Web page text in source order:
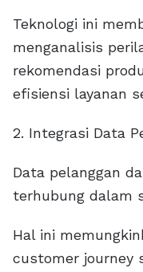
Teknologi ini
menganalisis
rekomendasi
efisiensi layanan
2. Integrasi Data
Data pelanggan
terhubung dalam
Hal ini
customer journey